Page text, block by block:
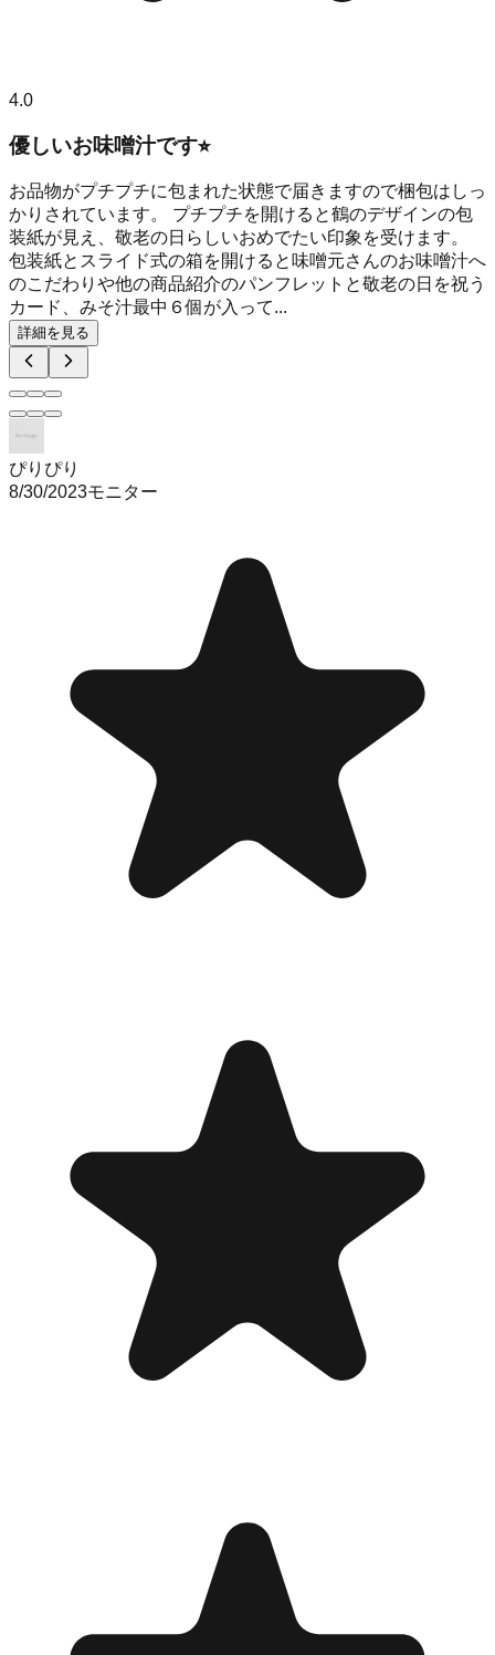
4.0
優しいお味噌汁です⭐︎
お品物がプチプチに包まれた状態で届きますので梱包はしっ
かりされています。 プチプチを開けると鶴のデザインの包
装紙が見え、敬老の日らしいおめでたい印象を受けます。
包装紙とスライド式の箱を開けると味噌元さんのお味噌汁へ
のこだわりや他の商品紹介のパンフレットと敬老の日を祝う
カード、みそ汁最中６個が入って...
詳細を見る
ぴりぴり
8/30/2023モニター